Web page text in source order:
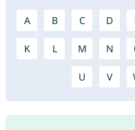
A B C D
K L M N
U V